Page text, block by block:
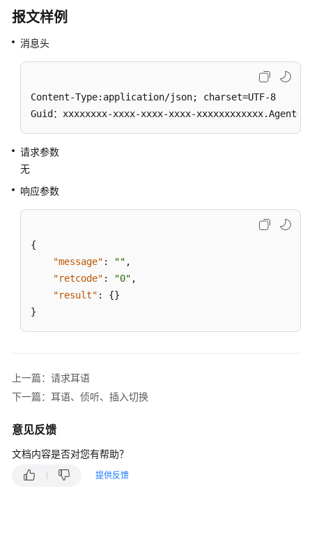
插
入
示
闲
强
制
话
报文样例
消息头
Content-Type:application/json; charset=UTF-8
Guid：xxxxxxxx-xxxx-xxxx-xxxx-
请求参数
无
响应参数
{
"message" : "" ,
"retcode" : "0" ,
"result" : {}
}
上一篇：请求耳语
下一篇：耳语、侦听、插入切换
意见反馈
文档内容是否对您有帮助？
提供反馈